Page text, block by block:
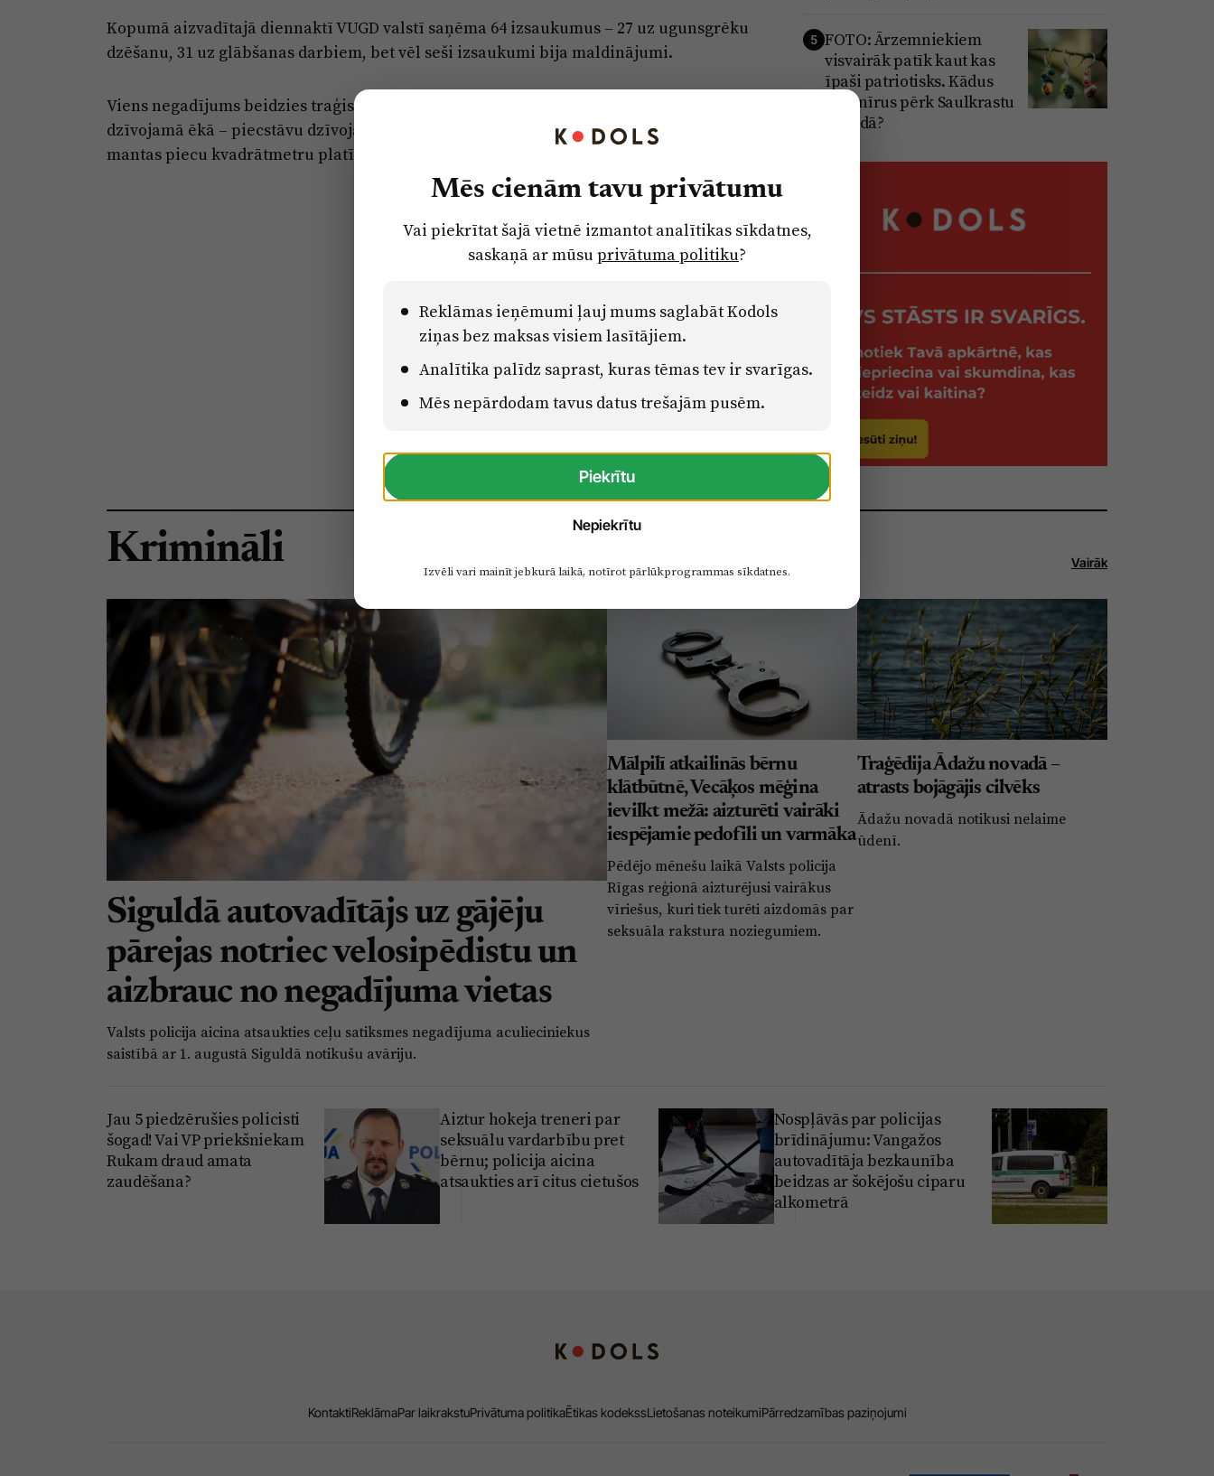
Kopumā aizvadītajā diennaktī VUGD valstī saņēma 64 izsaukumus – 27 uz ugunsgrēku
dzēšanu, 31 uz glābšanas darbiem, bet vēl seši izsaukumi bija maldinājumi.
Viens negadījums beidzies traģiski. Augšdaugavas novadā ugunsgrēks bija izcēlies
dzīvojamā ēkā – piecstāvu dzīvojamās mājas piektā stāva dzīvoklī dega sadzīves
mantas piecu kvadrātmetru platībā. Ugunsgrēkā gāja bojā cilvēks.
5 FOTO: Ārzemniekiem
visvairāk patīk kaut kas
īpaši patriotisks. Kādus
suvenīrus pērk Saulkrastu
novadā?
Krimināli Vairāk
Siguldā autovadītājs uz gājēju
pārejas notriec velosipēdistu un
aizbrauc no negadījuma vietas
Valsts policija aicina atsaukties ceļu satiksmes negadījuma aculieciniekus
saistībā ar 1. augustā Siguldā notikušu avāriju.
Mālpilī atkailinās bērnu
klātbūtnē, Vecāķos mēģina
ievilkt mežā: aizturēti vairāki
iespējamie pedofili un varmāka
Pēdējo mēnešu laikā Valsts policija
Rīgas reģionā aizturējusi vairākus
vīriešus, kuri tiek turēti aizdomās par
seksuāla rakstura noziegumiem.
Traģēdija Ādažu novadā –
atrasts bojāgājis cilvēks
Ādažu novadā notikusi nelaime
ūdenī.
Jau 5 piedzērušies policisti
šogad! Vai VP priekšniekam
Rukam draud amata
zaudēšana?
Aiztur hokeja treneri par
seksuālu vardarbību pret
bērnu; policija aicina
atsaukties arī citus cietušos
Nospļāvās par policijas
brīdinājumu: Vangažos
autovadītāja bezkaunība
beidzas ar šokējošu ciparu
alkometrā
KontaktiReklāmaPar laikrakstuPrivātuma politikaĒtikas kodekssLietošanas noteikumiPārredzamības paziņojumi
Mēs cienām tavu privātumu
Vai piekrītat šajā vietnē izmantot analītikas sīkdatnes,
saskaņā ar mūsu privātuma politiku?
Reklāmas ieņēmumi ļauj mums saglabāt Kodols
ziņas bez maksas visiem lasītājiem.
Analītika palīdz saprast, kuras tēmas tev ir svarīgas.
Mēs nepārdodam tavus datus trešajām pusēm.
Piekrītu
Nepiekrītu
Izvēli vari mainīt jebkurā laikā, notīrot pārlūkprogrammas sīkdatnes.